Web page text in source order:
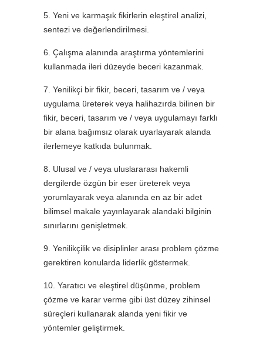
5. Yeni ve karmaşık fikirlerin eleştirel analizi,
sentezi ve değerlendirilmesi.
6. Çalışma alanında araştırma yöntemlerini
kullanmada ileri düzeyde beceri kazanmak.
7. Yenilikçi bir fikir, beceri, tasarım ve / veya
uygulama üreterek veya halihazırda bilinen bir
fikir, beceri, tasarım ve / veya uygulamayı farklı
bir alana bağımsız olarak uyarlayarak alanda
ilerlemeye katkıda bulunmak.
8. Ulusal ve / veya uluslararası hakemli
dergilerde özgün bir eser üreterek veya
yorumlayarak veya alanında en az bir adet
bilimsel makale yayınlayarak alandaki bilginin
sınırlarını genişletmek.
9. Yenilikçilik ve disiplinler arası problem çözme
gerektiren konularda liderlik göstermek.
10. Yaratıcı ve eleştirel düşünme, problem
çözme ve karar verme gibi üst düzey zihinsel
süreçleri kullanarak alanda yeni fikir ve
yöntemler geliştirmek.